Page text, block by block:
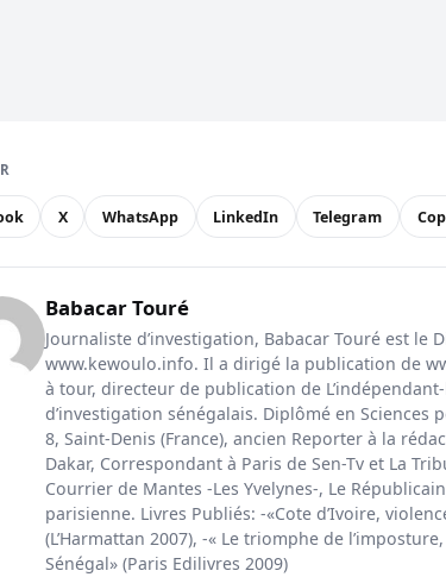
X WhatsApp LinkedIn Telegram
Babacar Touré
Journaliste d’investigation, Babacar Touré est le
www.kewoulo.info. Il a dirigé la publication de
à tour, directeur de publication de
d’investigation sénégalais. Diplômé en Sciences
8, Saint-Denis (France), ancien Reporter à la
Dakar, Correspondant à Paris de Sen-Tv et La
Courrier de Mantes -Les Yvelynes-, Le
parisienne. Livres Publiés: -«Cote d’Ivoire,
(L’Harmattan 2007), -« Le triomphe de
Sénégal» (Paris Edilivres 2009)